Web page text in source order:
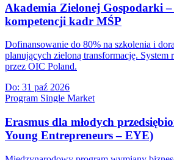
Akademia Zielonej Gospodarki –
kompetencji kadr MŚP
Dofinansowanie do 80% na szkolenia i
planujących zieloną transformację. System
przez OIC Poland.
Do: 31 paź 2026
Program Single Market
Erasmus dla młodych
Young Entrepreneurs – EYE)